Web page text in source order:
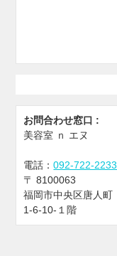
お問合わせ窓口 :
美容室 ｎ エヌ
電話：092-722-2233
〒8100063
福岡市中央区唐人町
1-6-10-１階